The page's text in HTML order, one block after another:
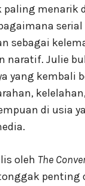
paling menarik
sebagai
naratif. Julie
yang kembali
di usia
oleh The
penting